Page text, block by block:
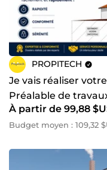
PROPITECH
Je vais réaliser
Préalable de
À partir de 99,88
Budget moyen : 109,32